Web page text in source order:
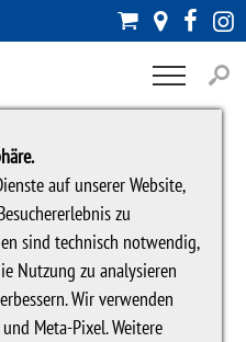
   

auf unserer Website,
zu
sind technisch notwendig,
Nutzung zu analysieren
Wir verwenden
Meta-Pixel. Weitere